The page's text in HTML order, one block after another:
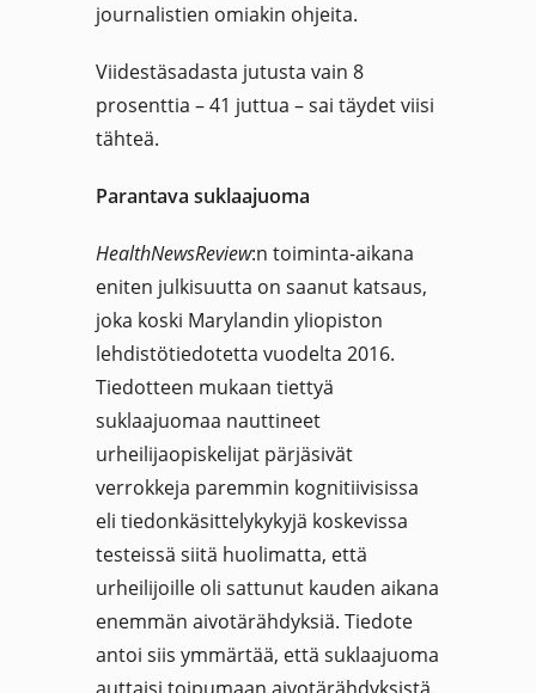
journalistien omiakin ohjeita.
Viidestäsadasta jutusta vain 8
prosenttia – 41 juttua – sai täydet viisi
tähteä.
Parantava suklaajuoma
HealthNewsReview:n toiminta-aikana
eniten julkisuutta on saanut katsaus,
joka koski Marylandin yliopiston
lehdistötiedotetta vuodelta 2016.
Tiedotteen mukaan tiettyä
suklaajuomaa nauttineet
urheilijaopiskelijat pärjäsivät
verrokkeja paremmin kognitiivisissa
eli tiedonkäsittelykykyjä koskevissa
testeissä siitä huolimatta, että
urheilijoille oli sattunut kauden aikana
enemmän aivotärähdyksiä. Tiedote
antoi siis ymmärtää, että suklaajuoma